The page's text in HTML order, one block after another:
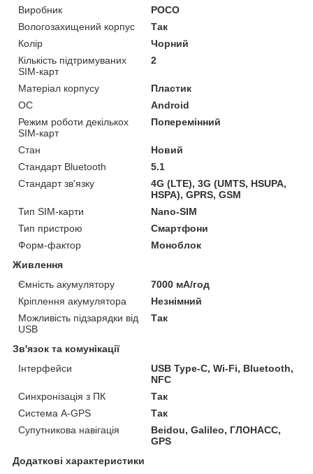
Виробник
POCO
Вологозахищений корпус
Так
Колір
Чорний
Кількість підтримуваних
SIM-карт
2
Матеріал корпусу
Пластик
ОС
Android
Режим роботи декількох
SIM-карт
Поперемінний
Стан
Новий
Стандарт Bluetooth
5.1
Стандарт зв'язку
4G (LTE), 3G (UMTS, HSUPA,
HSPA), GPRS, GSM
Тип SIM-карти
Nano-SIM
Тип пристрою
Смартфони
Форм-фактор
Моноблок
Живлення
Ємність акумулятору
7000 мА/год
Кріплення акумулятора
Незнімний
Можливість підзарядки від
USB
Так
Зв'язок та комунікації
Інтерфейси
USB Type-C, Wi-Fi, Bluetooth,
NFC
Синхронізація з ПК
Так
Система A-GPS
Так
Супутникова навігація
Beidou, Galileo, ГЛОНАСС,
GPS
Додаткові характеристики